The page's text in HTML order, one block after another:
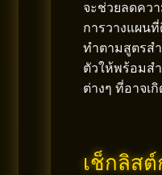
จะช่วยลดคว
การวางแผน
ทำตามสูตรสำ
ตัวให้พร้อมส
ต่างๆ ที่อาจเ
เช็กลิสต์